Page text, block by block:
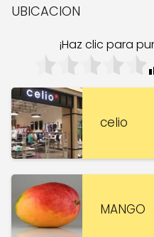
UBICACION
¡Haz clic para
celio
MANGO